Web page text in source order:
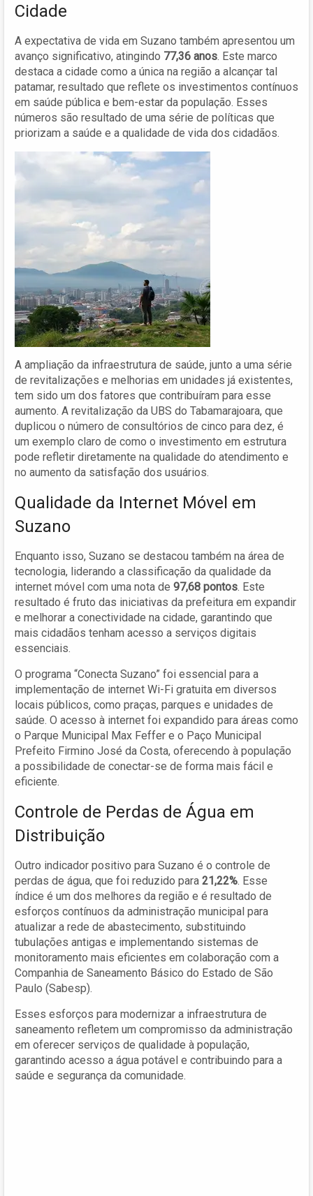
Cidade
A expectativa de vida em Suzano também apresentou um
avanço significativo, atingindo 77,36 anos. Este marco
destaca a cidade como a única na região a alcançar tal
patamar, resultado que reflete os investimentos contínuos
em saúde pública e bem-estar da população. Esses
números são resultado de uma série de políticas que
priorizam a saúde e a qualidade de vida dos cidadãos.
A ampliação da infraestrutura de saúde, junto a uma série
de revitalizações e melhorias em unidades já existentes,
tem sido um dos fatores que contribuíram para esse
aumento. A revitalização da UBS do Tabamarajoara, que
duplicou o número de consultórios de cinco para dez, é
um exemplo claro de como o investimento em estrutura
pode refletir diretamente na qualidade do atendimento e
no aumento da satisfação dos usuários.
Qualidade da Internet Móvel em
Suzano
Enquanto isso, Suzano se destacou também na área de
tecnologia, liderando a classificação da qualidade da
internet móvel com uma nota de 97,68 pontos. Este
resultado é fruto das iniciativas da prefeitura em expandir
e melhorar a conectividade na cidade, garantindo que
mais cidadãos tenham acesso a serviços digitais
essenciais.
O programa “Conecta Suzano” foi essencial para a
implementação de internet Wi-Fi gratuita em diversos
locais públicos, como praças, parques e unidades de
saúde. O acesso à internet foi expandido para áreas como
o Parque Municipal Max Feffer e o Paço Municipal
Prefeito Firmino José da Costa, oferecendo à população
a possibilidade de conectar-se de forma mais fácil e
eficiente.
Controle de Perdas de Água em
Distribuição
Outro indicador positivo para Suzano é o controle de
perdas de água, que foi reduzido para 21,22%. Esse
índice é um dos melhores da região e é resultado de
esforços contínuos da administração municipal para
atualizar a rede de abastecimento, substituindo
tubulações antigas e implementando sistemas de
monitoramento mais eficientes em colaboração com a
Companhia de Saneamento Básico do Estado de São
Paulo (Sabesp).
Esses esforços para modernizar a infraestrutura de
saneamento refletem um compromisso da administração
em oferecer serviços de qualidade à população,
garantindo acesso a água potável e contribuindo para a
saúde e segurança da comunidade.